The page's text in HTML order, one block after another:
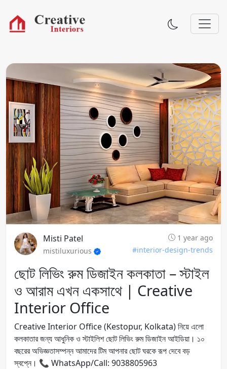
Misti Patel
1 year ago
mistiluxurious
#interior-design-trends
ছোট লিভিং রুম ডিজাইন কলকাতা – স্টাইল
ও আরাম এখন একসাথে | Creative
Interior Office
Creative Interior Office (Kestopur, Kolkata) নিয়ে এলো
কলকাতার জন্য আধুনিক ও স্টাইলিশ ছোট লিভিং রুম ডিজাইন আইডিয়া। ১০
বছরের অভিজ্ঞতাসম্পন্ন আমাদের টিম আপনার ছোট ঘরকে রূপ দেবে বড়
স্বপ্নে। 📞 WhatsApp/Call: 9038805963